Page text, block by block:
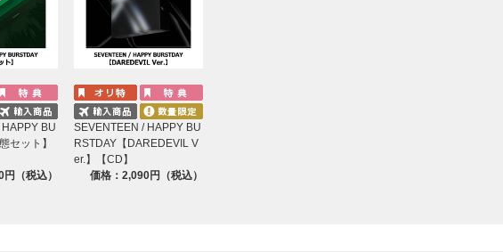
BU
セット】
（税込）
SEVENTEEN / HAPPY BU
RSTDAY【DAREDEVIL V
er.】【CD】
価格：2,090円（税込）